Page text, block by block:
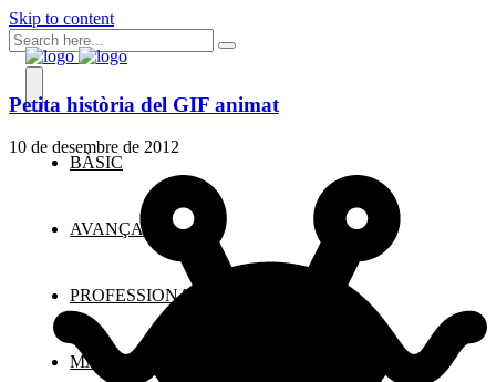
Skip to content
BÀSIC
AVANÇAT
PROFESSIONAL
MANTENIMENT WORDPRESS
Petita història del GIF animat
10 de desembre de 2012